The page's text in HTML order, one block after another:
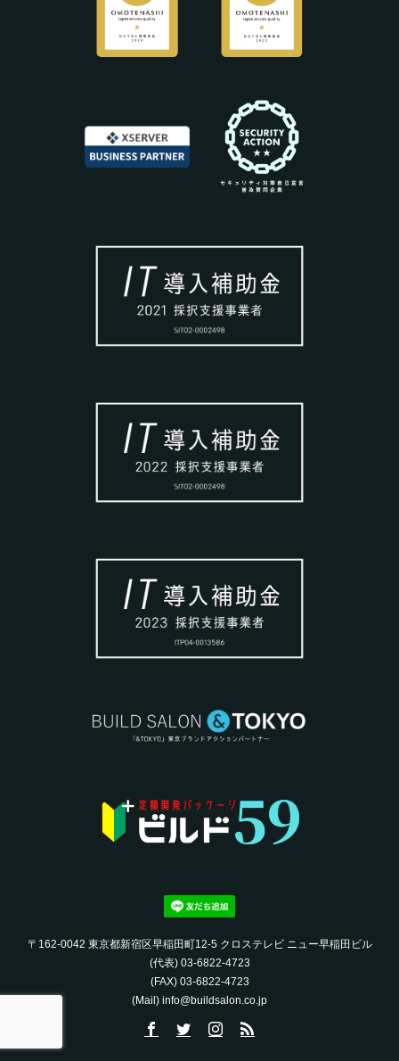
〒162-0042 東京都新宿区早稲田町12-5 クロステレビ ニュー早稲田ビル
(代表) 03-6822-4723‬
(FAX) 03-6822-4723‬
(Mail) info@buildsalon.co.jp